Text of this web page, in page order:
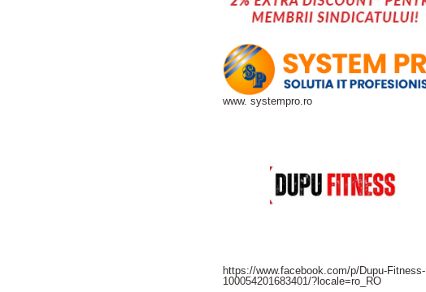
www. systempro.ro
https://www.facebook.com/p/Dupu-Fitness-
100054201683401/?locale=ro_RO